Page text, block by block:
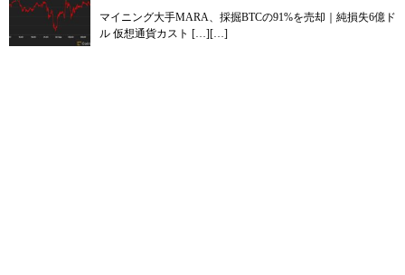
マイニング大手MARA、採掘BTCの91%を売却｜純損失6億ド
ル 仮想通貨カスト […][…]